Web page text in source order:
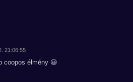
21:06:55
coopos élmény 😃